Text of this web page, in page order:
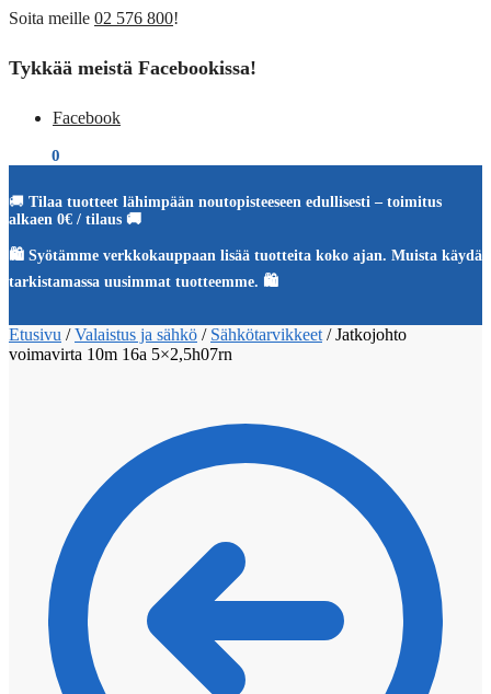
Soita meille 02 576 800!
Tykkää meistä Facebookissa!
Facebook
0
🚚 Tilaa tuotteet lähimpään noutopisteeseen edullisesti – toimitus
alkaen 0€ / tilaus 🚚
🛍️ Syötämme verkkokauppaan lisää tuotteita koko ajan. Muista käydä
tarkistamassa uusimmat tuotteemme. 🛍️
Etusivu /Valaistus ja sähkö / Sähkötarvikkeet /Jatkojohto
voimavirta 10m 16a 5×2,5h07rn